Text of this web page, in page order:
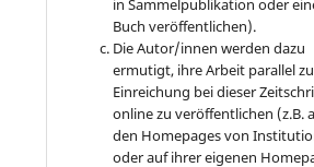
in Sammelpublikation oder
Buch veröffentlichen).
Die Autor/innen werden dazu
ermutigt, ihre Arbeit parallel
Einreichung bei dieser
online zu veröffentlichen (z.B.
den Homepages von
oder auf ihrer eigenen